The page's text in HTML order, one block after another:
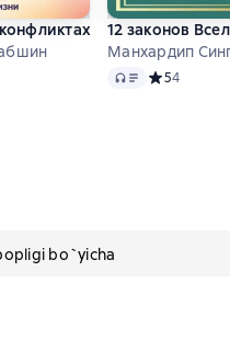
в паре: 44
на основе 3 оценок
12 законов
Манхардип
Audio Средний
54
bo`yicha